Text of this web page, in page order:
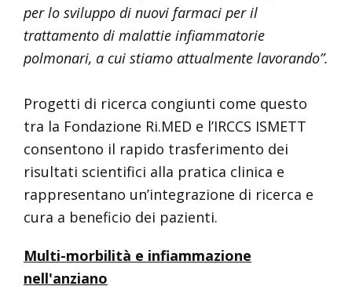
per lo sviluppo di nuovi farmaci per il
trattamento di malattie infiammatorie
polmonari, a cui stiamo attualmente lavorando”.
Progetti di ricerca congiunti come questo
tra la Fondazione Ri.MED e l’IRCCS ISMETT
consentono il rapido trasferimento dei
risultati scientifici alla pratica clinica e
rappresentano un’integrazione di ricerca e
cura a beneficio dei pazienti.
Multi-morbilità e infiammazione
nell'anziano